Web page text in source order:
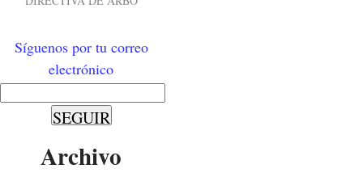
Síguenos por tu correo
electrónico
Archivo